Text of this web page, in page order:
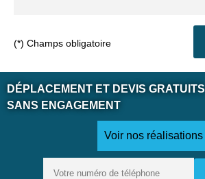
(*) Champs obligatoire
DÉPLACEMENT ET DEVIS GRATUITS
SANS ENGAGEMENT
Voir nos réalisations